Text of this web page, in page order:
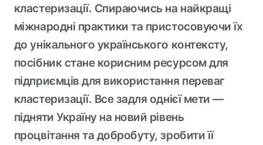
кластеризації. Спираючись на найкращі
міжнародні практики та пристосовуючи їх
до унікального українського контексту,
посібник стане корисним ресурсом для
підприємців для використання переваг
кластеризації. Все задля однієї мети —
підняти Україну на новий рівень
процвітання та добробуту, зробити її